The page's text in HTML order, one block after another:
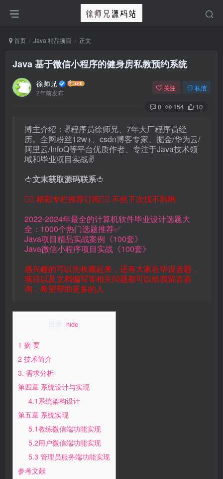
首页 Java 精品项目 正文
Java 基于微信小程序的健身房私教预约系统
徐师兄
2年前发布
关注 私信
0 154 10
博主介绍：✌程序员徐师兄、7年大厂程序员经
历。全网粉丝12w+、csdn博客专家、掘金/华为云/
阿里云/InfoQ等平台优质作者、专注于Java技术领
域和毕业项目实战✌
🍅文末获取源码联系🍅
👇🏻 精彩专栏推荐订阅👇🏻 不然下次找不到哟
2022-2024年最全的计算机软件毕业设计选题大
全：1000个热门选题推荐✅
Java项目精品实战案例《100套》
Java微信小程序项目实战《100套》
感兴趣的可以先收藏起来，还有大家在毕设选题，
项目以及文档编写等相关问题都可以给我留言咨
询，希望帮助更多的人
hide
1 摘 要
2 技术简介
3. 需求分析
第四章 系统设计与实现
4.1系统架构设计
第五章 系统实现
5.1教练微信端功能实现
5.2用户微信端功能实现
5.3 管理员服务端功能实现
参考文献